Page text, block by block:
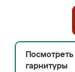
гарнитуры